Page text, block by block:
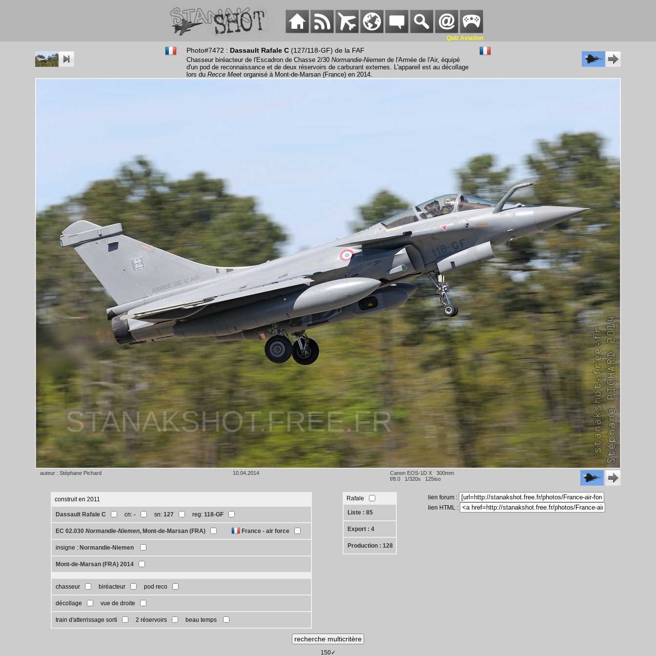
Quiz Aviation
Photo#7472 : Dassault Rafale C (127/118-GF) de la FAF
Chasseur biréacteur de l'Escadron de Chasse 2/30 Normandie-Niemen de l'Armée de l'Air, équipé
d'un pod de reconnaissance et de deux réservoirs de carburant externes. L'appareil est au décollage
lors du Recce Meet organisé à Mont-de-Marsan (France) en 2014.
STANAKSHOT.FREE.FR
auteur : Stéphane Pichard 10.04.2014
Canon EOS-1D X 300mm
f/8.0 1/320s 125iso
construit en 2011
Dassault Rafale C cn: - sn: 127 reg: 118-GF
EC 02.030 Normandie-Niemen, Mont-de-Marsan (FRA) France - air force
insigne : Normandie-Niemen
Mont-de-Marsan (FRA) 2014
chasseur biréacteur pod reco
décollage vue de droite
train d'atterrissage sorti 2 réservoirs beau temps
Rafale
Liste : 85
Export : 4
Production : 128
lien forum :
lien HTML :
150✓